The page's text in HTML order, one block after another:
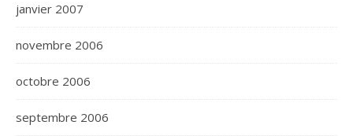
janvier 2007
novembre 2006
octobre 2006
septembre 2006